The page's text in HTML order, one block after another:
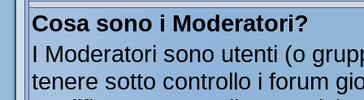
Cosa sono i Moderatori?
I Moderatori sono utenti (o
tenere sotto controllo i forum